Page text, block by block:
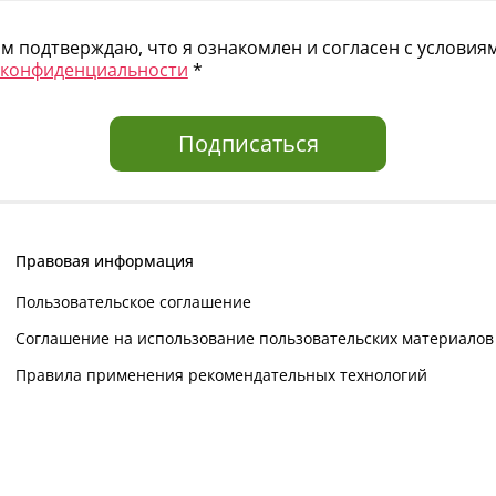
подтверждаю, что я ознакомлен и согласен с
*
Подписаться
Правовая информация
Пользовательское соглашение
Соглашение на использование пользовательских материалов
Правила применения рекомендательных технологий